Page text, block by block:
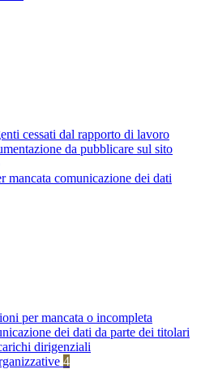
cessati dal rapporto di lavoro
da pubblicare sul sito
mancata comunicazione dei dati
per mancata o incompleta
dei dati da parte dei titolari
dirigenziali
4